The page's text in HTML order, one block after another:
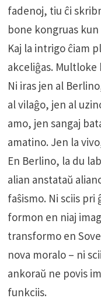
fadenoj, tiu ĉi
bone kongruas
Kaj la intrigo ĉiam
akceliĝas.
Ni iras jen al
al vilaĝo, jen al
amo, jen sangaj
amatino. Jen la
En Berlino, la du
alian anstataŭ
faŝismo. Ni sciis pri
formon en niaj
transformo en
nova moralo – ni
ankoraŭ ne povis
funkciis.